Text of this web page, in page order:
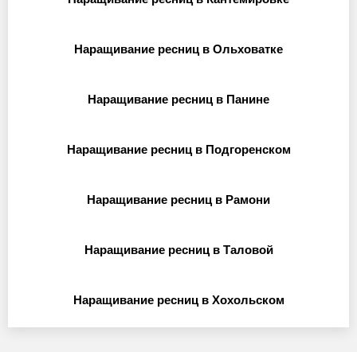
Наращивание ресниц в Ольховатке
Наращивание ресниц в Панине
Наращивание ресниц в Подгоренском
Наращивание ресниц в Рамони
Наращивание ресниц в Таловой
Наращивание ресниц в Хохольском